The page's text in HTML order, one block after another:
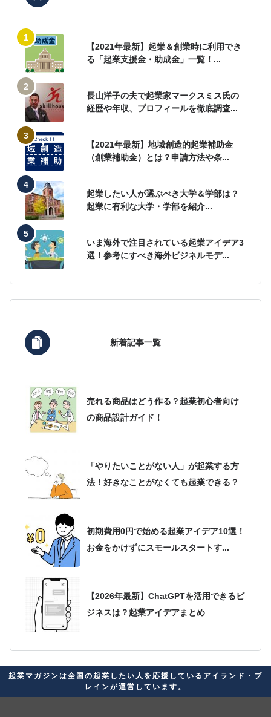
【2021年最新】起業＆創業時に利用でき
る「起業支援金・助成金」一覧！...
長山洋子の夫で起業家マークスミス氏の
経歴や年収、プロフィールを徹底調査...
【2021年最新】地域創造的起業補助金
（創業補助金）とは？申請方法や条...
起業したい人が選ぶべき大学＆学部は？
起業に有利な大学・学部を紹介...
いま海外で注目されている起業アイデア3
選！参考にすべき海外ビジネルモデ...
新着記事一覧
売れる商品はどう作る？起業初心者向け
の商品設計ガイド！
「やりたいことがない人」が起業する方
法！好きなことがなくても起業できる？
初期費用0円で始める起業アイデア10選！
お金をかけずにスモールスタートす...
【2026年最新】ChatGPTを活用できるビ
ジネスは？起業アイデアまとめ
ない人必見！自分に合ったビジネス...
起業マガジンは全国の起業したい人を応援しているアイランド・ブ
レインが運営しています。